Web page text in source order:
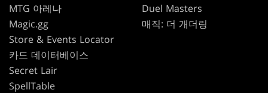
MTG 아레나
Magic.gg
Store & Events Locator
카드 데이터베이스
Secret Lair
SpellTable
Duel Masters
매직: 더 개더링